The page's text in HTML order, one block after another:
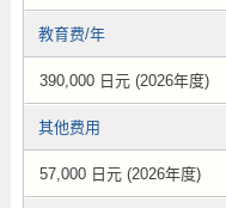
教育费/年
390,000 日元 (2026年度)
其他费用
57,000 日元 (2026年度)